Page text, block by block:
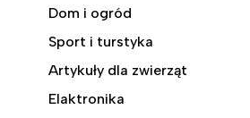
Dom i ogród
Sport i turstyka
Artykuły dla zwierząt
Elaktronika